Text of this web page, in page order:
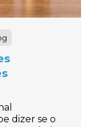
dizer se o